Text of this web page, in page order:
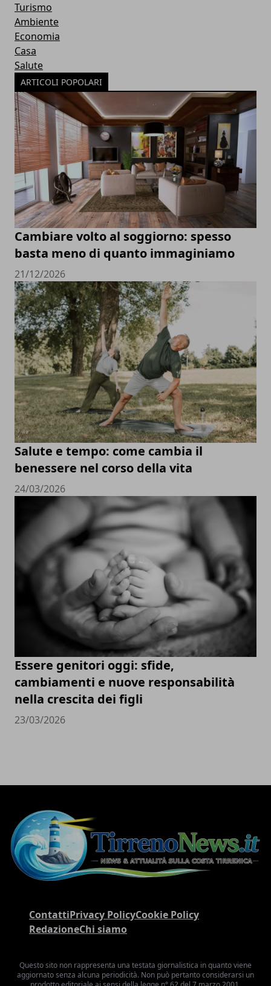
Turismo
Ambiente
Economia
Casa
Salute
ARTICOLI POPOLARI
Cambiare volto al soggiorno: spesso
basta meno di quanto immaginiamo
21/12/2026
Salute e tempo: come cambia il
benessere nel corso della vita
24/03/2026
Essere genitori oggi: sfide,
cambiamenti e nuove responsabilità
nella crescita dei figli
23/03/2026
ContattiPrivacy PolicyCookie Policy
RedazioneChi siamo
Questo sito non rappresenta una testata giornalistica in quanto viene
aggiornato senza alcuna periodicità. Non può pertanto considerarsi un